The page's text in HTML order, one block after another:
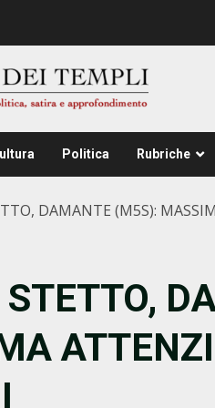
Politica Rubriche
DAMANTE (M5S):
STETTO,